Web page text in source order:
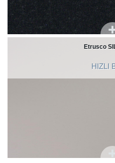
Etrusco
HIZLI